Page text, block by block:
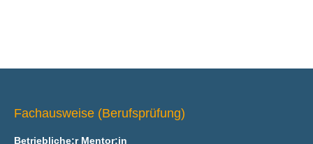
Fachausweise (Berufsprüfung)
Betriebliche:r Mentor:in